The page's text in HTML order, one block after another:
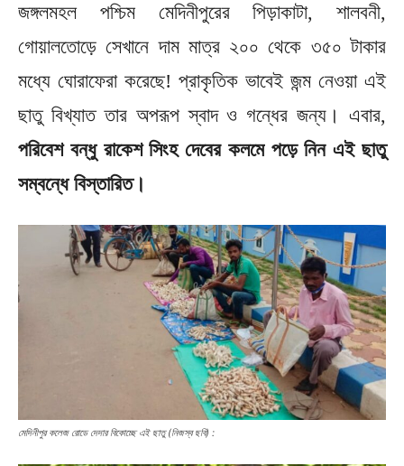
জঙ্গলমহল পশ্চিম মেদিনীপুরের পিড়াকাটা, শালবনী,
গোয়ালতোড়ে সেখানে দাম মাত্র ২০০ থেকে ৩৫০ টাকার
মধ্যে ঘোরাফেরা করেছে! প্রাকৃতিক ভাবেই জন্ম নেওয়া এই
ছাতু বিখ্যাত তার অপরূপ স্বাদ ও গন্ধের জন্য। এবার,
পরিবেশ বন্ধু রাকেশ সিংহ দেবের কলমে পড়ে নিন এই ছাতু
সম্বন্ধে বিস্তারিত।
মেদিনীপুর কলেজ রোডে দেদার বিকোচ্ছে এই ছাতু (নিজস্ব ছবি) :